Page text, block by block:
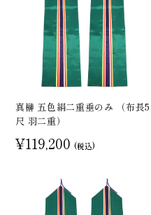
真榊 五色絹二重垂のみ （布長5
尺 羽二重）
¥119,200 (税込)